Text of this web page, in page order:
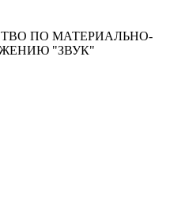
ПО МАТЕРИАЛЬНО-
"ЗВУК"